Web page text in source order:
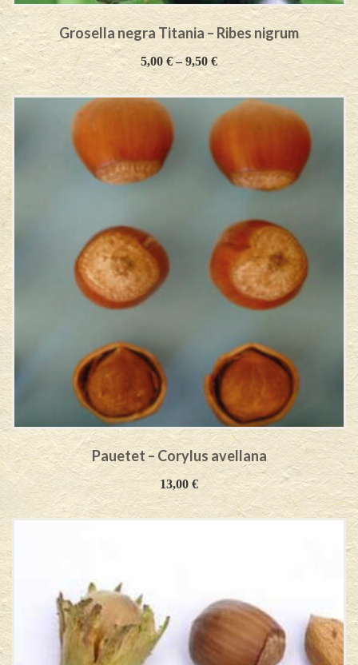
Grosella negra Titania – Ribes nigrum
5,00 €–9,50€
Pauetet – Corylus avellana
13,00 €